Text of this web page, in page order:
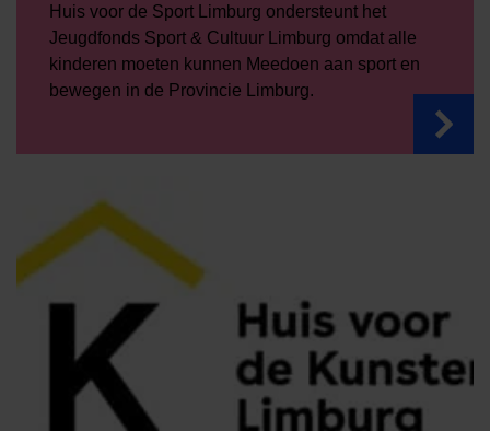
Huis voor de Sport Limburg ondersteunt het
Jeugdfonds Sport & Cultuur Limburg omdat alle
kinderen moeten kunnen Meedoen aan sport en
bewegen in de Provincie Limburg.